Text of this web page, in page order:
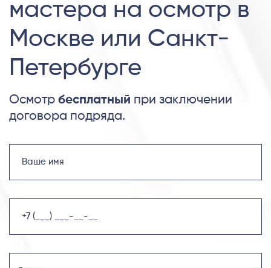
мастера на осмотр в
Москве или Санкт-
Петербурге
Осмотр бесплатный при заключении
договора подряда.